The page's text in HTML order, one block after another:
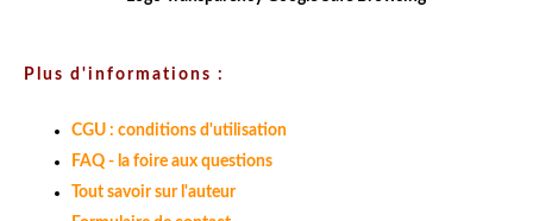
Plus d'informations :
CGU : conditions d'utilisation
FAQ - la foire aux questions
Tout savoir sur l'auteur